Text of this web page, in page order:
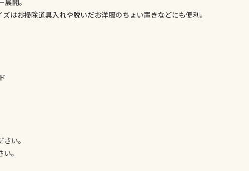
開。
はお掃除道具入れや脱いだお洋服のちょい置きなどにも便利。
い。
。